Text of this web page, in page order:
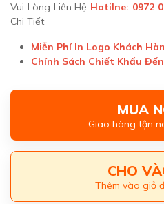
Vui Lòng Liên Hệ Hotilne: 0972
Chi Tiết:
Miễn Phí In Logo Khách
Chính Sách Chiết Khấu
MUA
Giao hàng tận
CHO
Thêm vào giỏ